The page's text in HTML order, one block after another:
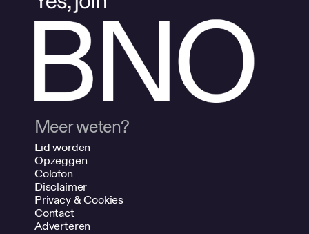
Meer weten?
Lid worden
Opzeggen
Colofon
Disclaimer
Privacy & Cookies
Contact
Adverteren